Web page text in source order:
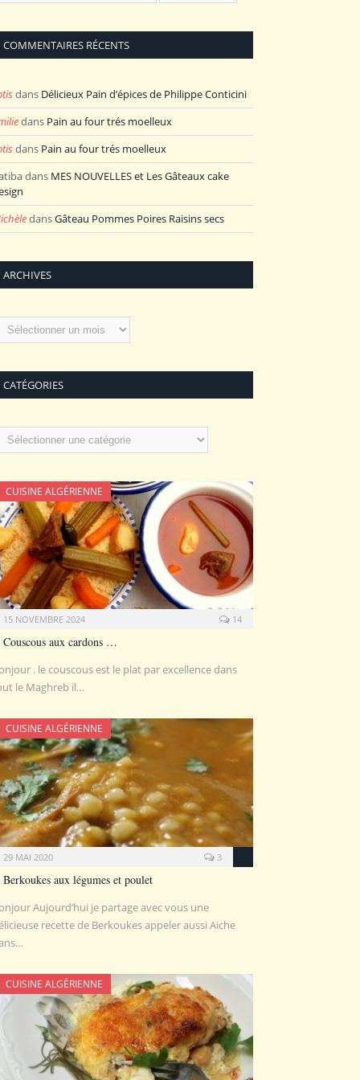
COMMENTAIRES RÉCENTS
dans Délicieux Pain d’épices de Philippe Conticini
dans Pain au four trés moelleux
dans Pain au four trés moelleux
dans MES NOUVELLES et Les Gâteaux cake
dansGâteau Pommes Poires Raisins secs
ARCHIVES
CATÉGORIES
CUISINE ALGÉRIENNE
15 NOVEMBRE 2024 14
Couscous aux cardons …
. le couscous est le plat par excellence dans
le Maghreb il…
CUISINE ALGÉRIENNE
29 MAI 2020 3
Berkoukes aux légumes et poulet
Aujourd’hui je partage avec vous une
recette de Berkoukes appeler aussi Aiche
CUISINE ALGÉRIENNE